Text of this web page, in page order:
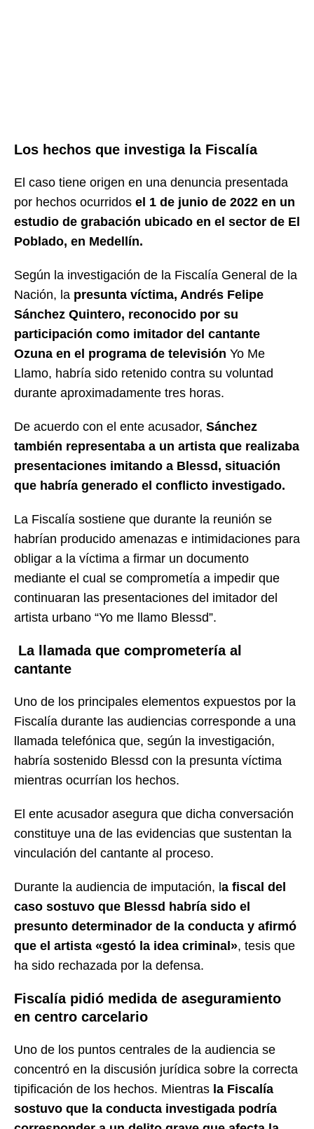
Los hechos que investiga la Fiscalía
El caso tiene origen en una denuncia presentada
por hechos ocurridos el 1 de junio de 2022 en un
estudio de grabación ubicado en el sector de El
Poblado, en Medellín.
Según la investigación de la Fiscalía General de la
Nación, la presunta víctima, Andrés Felipe
Sánchez Quintero, reconocido por su
participación como imitador del cantante
Ozuna en el programa de televisión Yo Me
Llamo, habría sido retenido contra su voluntad
durante aproximadamente tres horas.
De acuerdo con el ente acusador, Sánchez
también representaba a un artista que realizaba
presentaciones imitando a Blessd, situación
que habría generado el conflicto investigado.
La Fiscalía sostiene que durante la reunión se
habrían producido amenazas e intimidaciones para
obligar a la víctima a firmar un documento
mediante el cual se comprometía a impedir que
continuaran las presentaciones del imitador del
artista urbano “Yo me llamo Blessd”.
La llamada que comprometería al
cantante
Uno de los principales elementos expuestos por la
Fiscalía durante las audiencias corresponde a una
llamada telefónica que, según la investigación,
habría sostenido Blessd con la presunta víctima
mientras ocurrían los hechos.
El ente acusador asegura que dicha conversación
constituye una de las evidencias que sustentan la
vinculación del cantante al proceso.
Durante la audiencia de imputación, la fiscal del
caso sostuvo que Blessd habría sido el
presunto determinador de la conducta y afirmó
que el artista «gestó la idea criminal», tesis que
ha sido rechazada por la defensa.
Fiscalía pidió medida de aseguramiento
en centro carcelario
Uno de los puntos centrales de la audiencia se
concentró en la discusión jurídica sobre la correcta
tipificación de los hechos. Mientras la Fiscalía
sostuvo que la conducta investigada podría